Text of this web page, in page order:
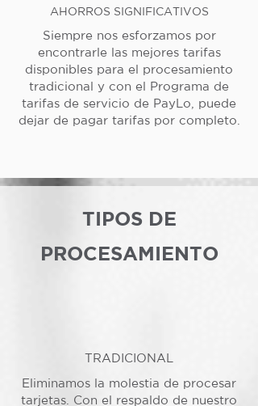
AHORROS SIGNIFICATIVOS
Siempre nos esforzamos por
encontrarle las mejores tarifas
disponibles para el procesamiento
tradicional y con el Programa de
tarifas de servicio de PayLo, puede
dejar de pagar tarifas por completo.
TIPOS DE
PROCESAMIENTO
TRADICIONAL
Eliminamos la molestia de procesar
tarjetas. Con el respaldo de nuestro